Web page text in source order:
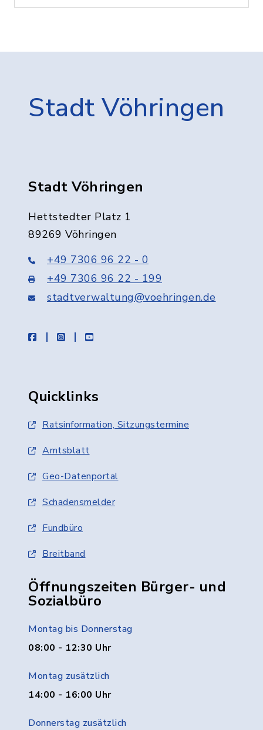
Stadt Vöhringen
Stadt Vöhringen
Hettstedter Platz 1
89269 Vöhringen
+49 7306 96 22 - 0
+49 7306 96 22 - 199
stadtverwaltung@voehringen.de
facebookinstagramyoutube
Quicklinks
Ratsinformation, Sitzungstermine
Amtsblatt
Geo-Datenportal
Schadensmelder
Fundbüro
Breitband
Öffnungszeiten Bürger- und
Sozialbüro
Montag bis Donnerstag
08:00 - 12:30 Uhr
Montag zusätzlich
14:00 - 16:00 Uhr
Donnerstag zusätzlich